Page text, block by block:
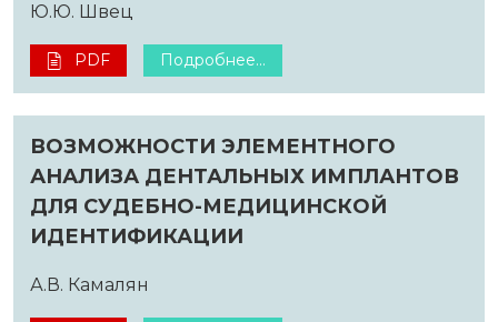
Ю.Ю. Швец
PDF Подробнее...
ВОЗМОЖНОСТИ ЭЛЕМЕНТНОГО
АНАЛИЗА ДЕНТАЛЬНЫХ ИМПЛАНТОВ
ДЛЯ СУДЕБНО-МЕДИЦИНСКОЙ
ИДЕНТИФИКАЦИИ
А.В. Камалян